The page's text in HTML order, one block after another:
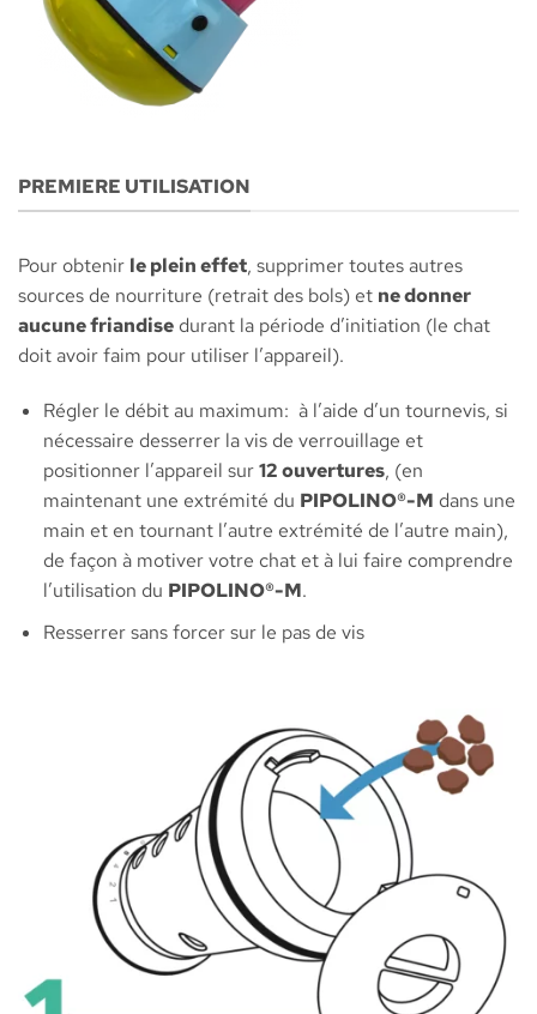
PREMIERE UTILISATION
Pour obtenir le plein effet, supprimer toutes autres
sources de nourriture (retrait des bols) et ne donner
aucune friandise durant la période d’initiation (le chat
doit avoir faim pour utiliser l’appareil).
Régler le débit au maximum: à l’aide d’un tournevis, si
nécessaire desserrer la vis de verrouillage et
positionner l’appareil sur12 ouvertures, (en
maintenant une extrémité du PIPOLINO®-M dans une
main et en tournant l’autre extrémité de l’autre main),
de façon à motiver votre chat et à lui faire comprendre
l’utilisation du PIPOLINO®-M.
Resserrer sans forcer sur le pas de vis